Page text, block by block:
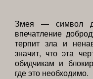
Змея — символ
впечатление
терпит зла и
значит, что эта
обидчикам и
где это необходимо.